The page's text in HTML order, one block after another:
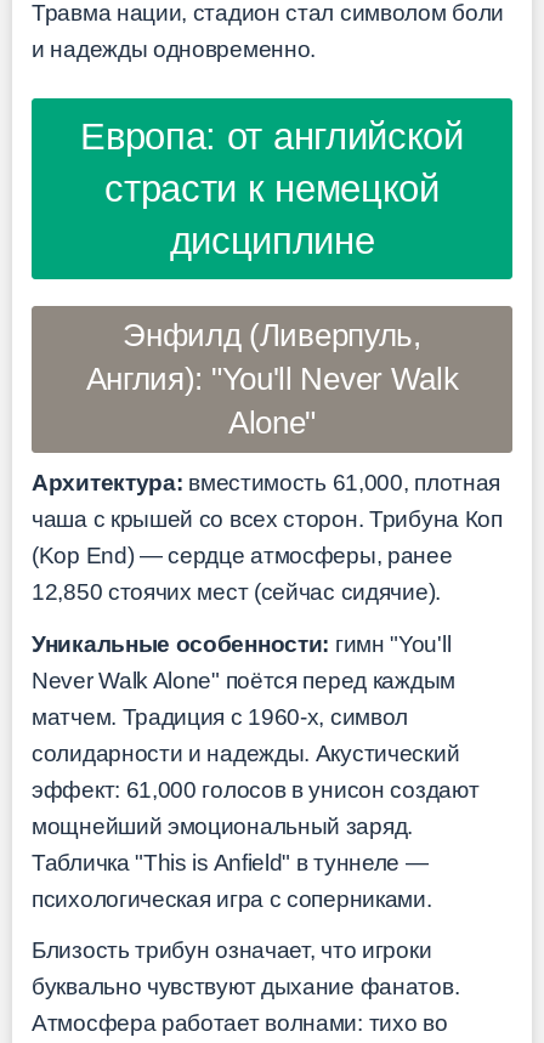
Травма нации, стадион стал символом боли
и надежды одновременно.
Европа: от английской
страсти к немецкой
дисциплине
Энфилд (Ливерпуль,
Англия): "You'll Never Walk
Alone"
Архитектура: вместимость 61,000, плотная
чаша с крышей со всех сторон. Трибуна Коп
(Kop End) — сердце атмосферы, ранее
12,850 стоячих мест (сейчас сидячие).
Уникальные особенности: гимн "You'll
Never Walk Alone" поётся перед каждым
матчем. Традиция с 1960-х, символ
солидарности и надежды. Акустический
эффект: 61,000 голосов в унисон создают
мощнейший эмоциональный заряд.
Табличка "This is Anfield" в туннеле —
психологическая игра с соперниками.
Близость трибун означает, что игроки
буквально чувствуют дыхание фанатов.
Атмосфера работает волнами: тихо во